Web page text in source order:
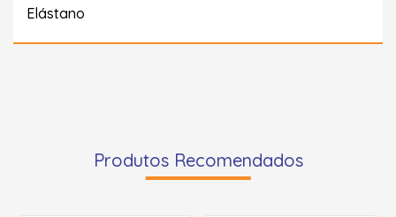
Elástano
Produtos Recomendados